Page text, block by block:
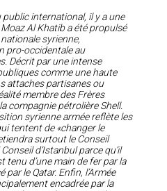
international, il y a une
Al Khatib a été propulsé
syrienne,
pro-occidentale au
Décrit par une intense
comme une haute
attaches partisanes ou
membre des Frères
compagnie pétrolière Shell.
syrienne armée reflète les
tentent de «changer le
surtout le Conseil
d’Istanbul parce qu’il
tenu d’une main de fer par la
le Qatar. Enfin, l’Armée
encadrée par la